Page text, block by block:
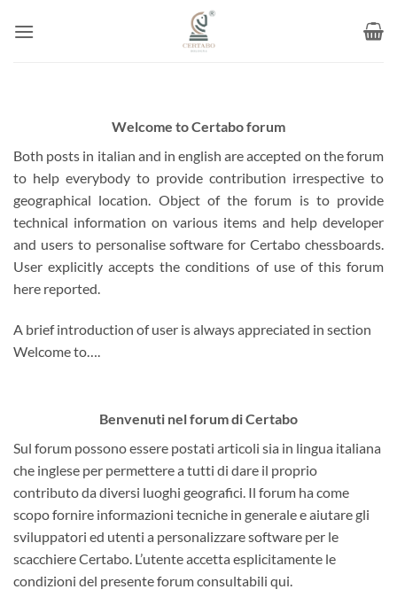
Welcome to Certabo forum
Both posts in italian and in english are accepted on the forum
to help everybody to provide contribution irrespective to
geographical location. Object of the forum is to provide
technical information on various items and help developer
and users to personalise software for Certabo chessboards.
User explicitly accepts the conditions of use of this forum
here reported.
A brief introduction of user is always appreciated in section
Welcome to….
Benvenuti nel forum di Certabo
Sul forum possono essere postati articoli sia in lingua italiana
che inglese per permettere a tutti di dare il proprio
contributo da diversi luoghi geografici. Il forum ha come
scopo fornire informazioni tecniche in generale e aiutare gli
sviluppatori ed utenti a personalizzare software per le
scacchiere Certabo. L’utente accetta esplicitamente le
condizioni del presente forum consultabili qui.